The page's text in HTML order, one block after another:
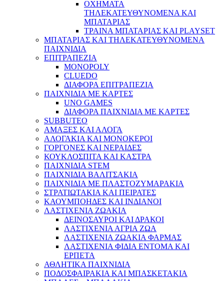
ΟΧΗΜΑΤΑ
ΤΗΛΕΚΑΤΕΥΘΥΝΟΜΕΝΑ ΚΑΙ
ΜΠΑΤΑΡΙΑΣ
ΤΡΑΙΝΑ ΜΠΑΤΑΡΙΑΣ ΚΑΙ PLAYSET
ΜΠΑΤΑΡΙΑΣ ΚΑΙ ΤΗΛΕΚΑΤΕΥΘΥΝΟΜΕΝΑ
ΠΑΙΧΝΙΔΙΑ
ΕΠΙΤΡΑΠΕΖΙΑ
MONOPOLY
CLUEDO
ΔΙΑΦΟΡΑ ΕΠΙΤΡΑΠΕΖΙΑ
ΠΑΙΧΝΙΔΙΑ ΜΕ ΚΑΡΤΕΣ
UNO GAMES
ΔΙΑΦΟΡΑ ΠΑΙΧΝΙΔΙΑ ΜΕ ΚΑΡΤΕΣ
SUBBUTEO
ΑΜΑΞΕΣ ΚΑΙ ΑΛΟΓΑ
ΑΛΟΓΑΚΙΑ ΚΑΙ ΜΟΝΟΚΕΡΟΙ
ΓΟΡΓΟΝΕΣ ΚΑΙ ΝΕΡΑΙΔΕΣ
ΚΟΥΚΛΟΣΠΙΤΑ ΚΑΙ ΚΑΣΤΡΑ
ΠΑΙΧΝΙΔΙΑ STEM
ΠΑΙΧΝΙΔΙΑ ΒΑΛΙΤΣΑΚΙΑ
ΠΑΙΧΝΙΔΙΑ ΜΕ ΠΛΑΣΤΟΖΥΜΑΡΑΚΙΑ
ΣΤΡΑΤΙΩΤΑΚΙΑ ΚΑΙ ΠΕΙΡΑΤΕΣ
ΚΑΟΥΜΠΟΗΔΕΣ ΚΑΙ ΙΝΔΙΑΝΟΙ
ΛΑΣΤΙΧΕΝΙΑ ΖΩΑΚΙΑ
ΔΕΙΝΟΣΑΥΡΟΙ ΚΑΙ ΔΡΑΚΟΙ
ΛΑΣΤΙΧΕΝΙΑ ΑΓΡΙΑ ΖΩΑ
ΛΑΣΤΙΧΕΝΙΑ ΖΩΑΚΙΑ ΦΑΡΜΑΣ
ΛΑΣΤΙΧΕΝΙΑ ΦΙΔΙΑ ΕΝΤΟΜΑ ΚΑΙ
ΕΡΠΕΤΑ
ΑΘΛΗΤΙΚΑ ΠΑΙΧΝΙΔΙΑ
ΠΟΔΟΣΦΑΙΡΑΚΙΑ ΚΑΙ ΜΠΑΣΚΕΤΑΚΙΑ